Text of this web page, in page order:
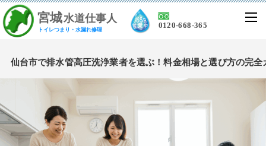
宮城水道仕事人
トイレつまり・水漏れ修理
0120-668-365
仙台市で排水管高圧洗浄業者を選ぶ！料金相場と選び方の完全